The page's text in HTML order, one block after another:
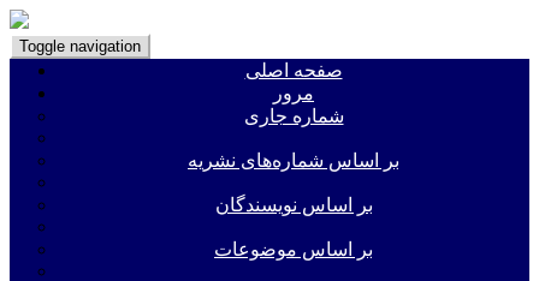
Toggle navigation
صفحه اصلی
مرور
شماره جاری
بر اساس شماره‌های نشریه
بر اساس نویسندگان
بر اساس موضوعات